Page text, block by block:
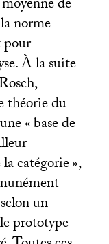
de
norme
pour
À la suite
théorie du
«base de
catégorie»,
un
prototype